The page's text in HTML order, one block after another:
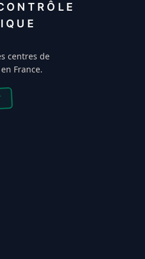
centres de
France.